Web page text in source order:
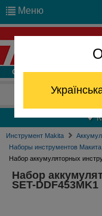
Меню
Отдел
Инструмент Makita
Наборы инструментов Макита
Набор аккумуляторных
Набор
SET-DDF453MK1